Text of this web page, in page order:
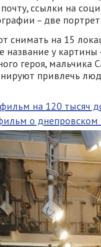
ссылки на
– две
снимать на 15
название у
героя,
привлечь
на 120 тысяч
о днепровском